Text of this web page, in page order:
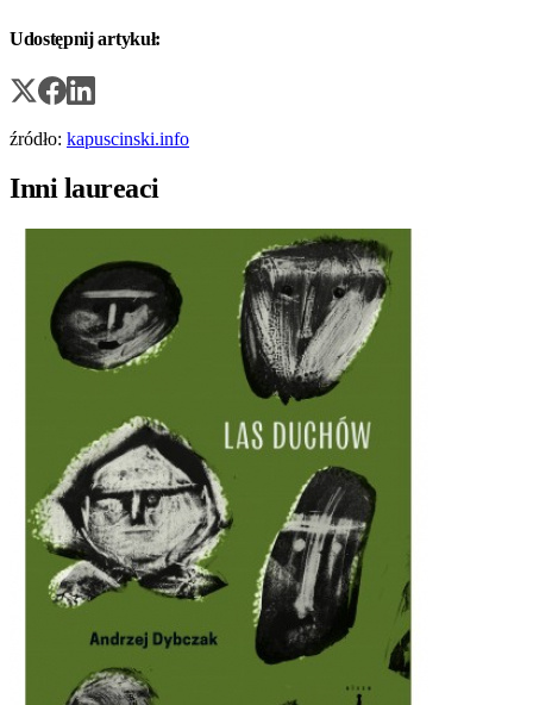
Udostępnij artykuł:
źródło: kapuscinski.info
Inni laureaci